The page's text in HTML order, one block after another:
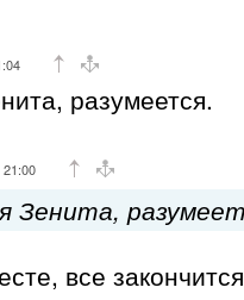
разумеется.
21:00
Зенита,
все